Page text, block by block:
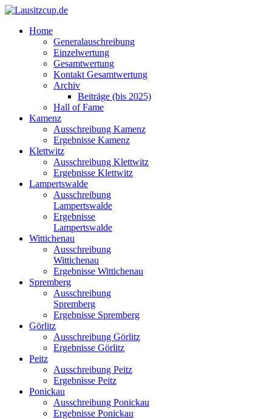
Home
Generalauschreibung
Einzelwertung
Gesamtwertung
Kontakt Gesamtwertung
Archiv
Beiträge (bis 2025)
Hall of Fame
Kamenz
Ausschreibung Kamenz
Ergebnisse Kamenz
Klettwitz
Ausschreibung Klettwitz
Ergebnisse Klettwitz
Lampertswalde
Ausschreibung
Lampertswalde
Ergebnisse
Lampertswalde
Wittichenau
Ausschreibung
Wittichenau
Ergebnisse Wittichenau
Spremberg
Ausschreibung
Spremberg
Ergebnisse Spremberg
Görlitz
Ausschreibung Görlitz
Ergebnisse Görlitz
Peitz
Ausschreibung Peitz
Ergebnisse Peitz
Ponickau
Ausschreibung Ponickau
Ergebnisse Ponickau